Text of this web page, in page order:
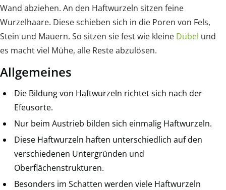
Wand abziehen. An den Haftwurzeln sitzen feine
Wurzelhaare. Diese schieben sich in die Poren von Fels,
Stein und Mauern. So sitzen sie fest wie kleine Dübel und
es macht viel Mühe, alle Reste abzulösen.
Allgemeines
Die Bildung von Haftwurzeln richtet sich nach der
Efeusorte.
Nur beim Austrieb bilden sich einmalig Haftwurzeln.
Diese Haftwurzeln haften unterschiedlich auf den
verschiedenen Untergründen und
Oberflächenstrukturen.
Besonders im Schatten werden viele Haftwurzeln